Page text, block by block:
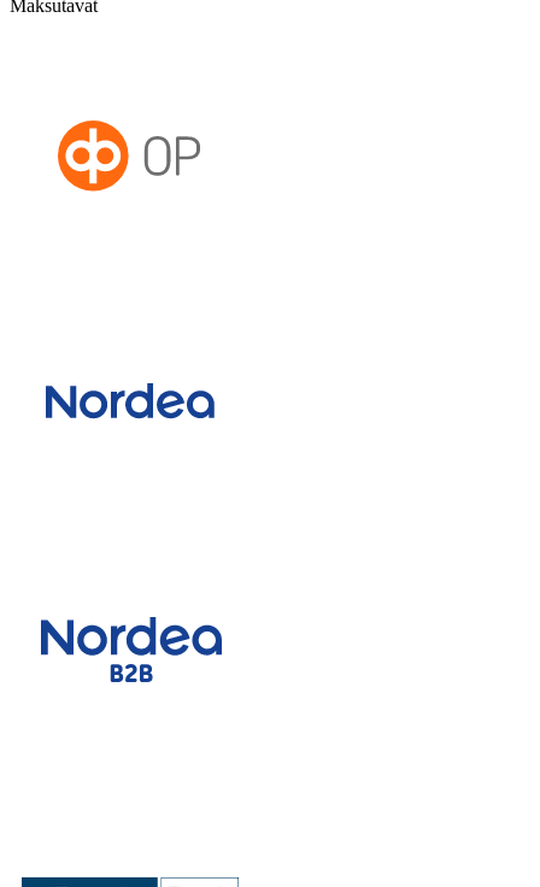
Maksutavat